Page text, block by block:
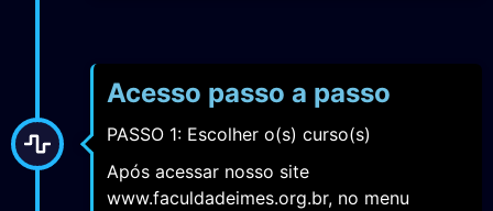
Acesso passo a passo
PASSO 1: Escolher o(s) curso(s)
Após acessar nosso site
www.faculdadeimes.org.br, no menu